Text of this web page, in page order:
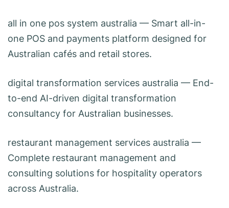
all in one pos system australia — Smart all-in-
one POS and payments platform designed for
Australian cafés and retail stores.
digital transformation services australia — End-
to-end AI-driven digital transformation
consultancy for Australian businesses.
restaurant management services australia —
Complete restaurant management and
consulting solutions for hospitality operators
across Australia.